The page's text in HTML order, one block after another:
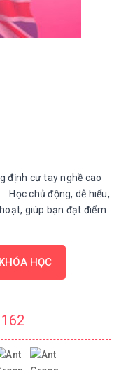
định cư tay nghề cao
Học chủ động, dễ hiểu,
giúp bạn đạt điểm
HỌC